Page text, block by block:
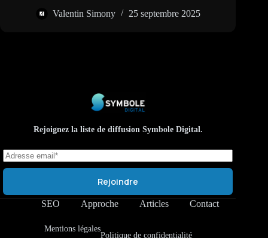
Valentin Simony
25 septembre 2025
Rejoignez la liste de diffusion Symbole Digital.
Rejoindre
SEO Approche Articles Contact
Mentions légales
Politique de confidentialité